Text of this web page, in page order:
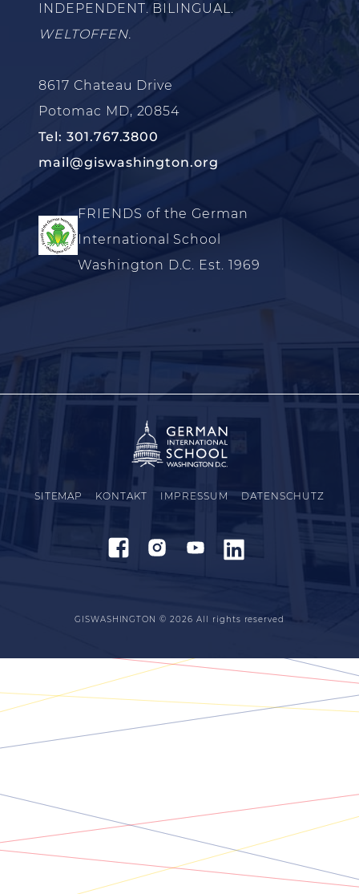
INDEPENDENT. BILINGUAL.
WELTOFFEN.
8617 Chateau Drive
Potomac MD, 20854
Tel: 301.767.3800
mail@giswashington.org
FRIENDS of the German
International School
Washington D.C. Est. 1969
SITEMAP KONTAKT IMPRESSUM DATENSCHUTZ
GISWASHINGTON © 2026 All rights reserved